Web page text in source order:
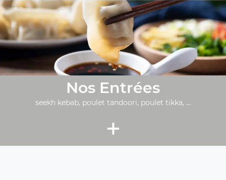
Nos Entrées
seekh kebab, poulet tandoori, poulet tikka, ...
+